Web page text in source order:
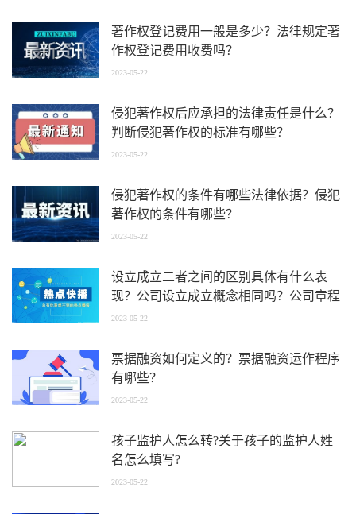
著作权登记费用一般是多少？法律规定著
作权登记费用收费吗？
2023-05-22
侵犯著作权后应承担的法律责任是什么？
判断侵犯著作权的标准有哪些？
2023-05-22
侵犯著作权的条件有哪些法律依据？侵犯
著作权的条件有哪些？
2023-05-22
设立成立二者之间的区别具体有什么表
现？公司设立成立概念相同吗？公司章程
的具体内容分为几类？
2023-05-22
票据融资如何定义的？票据融资运作程序
有哪些？
2023-05-22
孩子监护人怎么转?关于孩子的监护人姓
名怎么填写?
2023-05-22